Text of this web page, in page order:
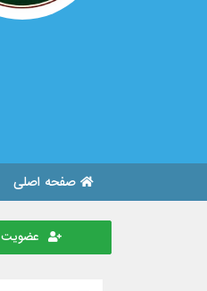
صفحه اصلی
عضویت